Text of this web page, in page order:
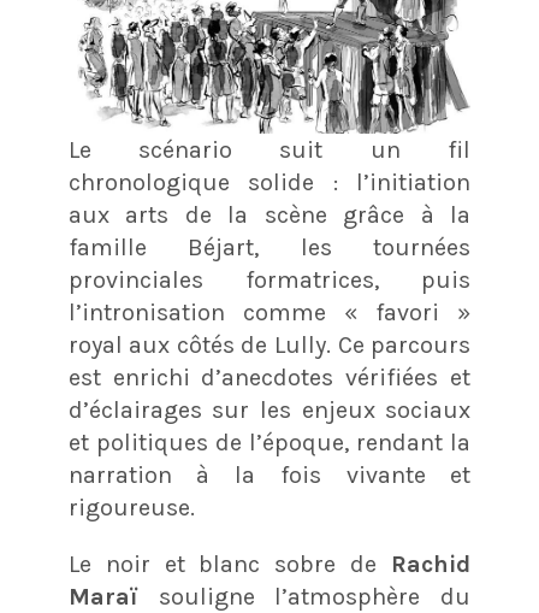
Le scénario suit un fil
chronologique solide : l’initiation
aux arts de la scène grâce à la
famille Béjart, les tournées
provinciales formatrices, puis
l’intronisation comme « favori »
royal aux côtés de Lully. Ce parcours
est enrichi d’anecdotes vérifiées et
d’éclairages sur les enjeux sociaux
et politiques de l’époque, rendant la
narration à la fois vivante et
rigoureuse.
Le noir et blanc sobre de Rachid
Maraïsouligne l’atmosphère du